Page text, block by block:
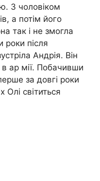
З чоловіком
а потім його
так і не змогла
роки після
Андрія. Він
в ар мії. Побачивши
за довгі роки
Олі світиться